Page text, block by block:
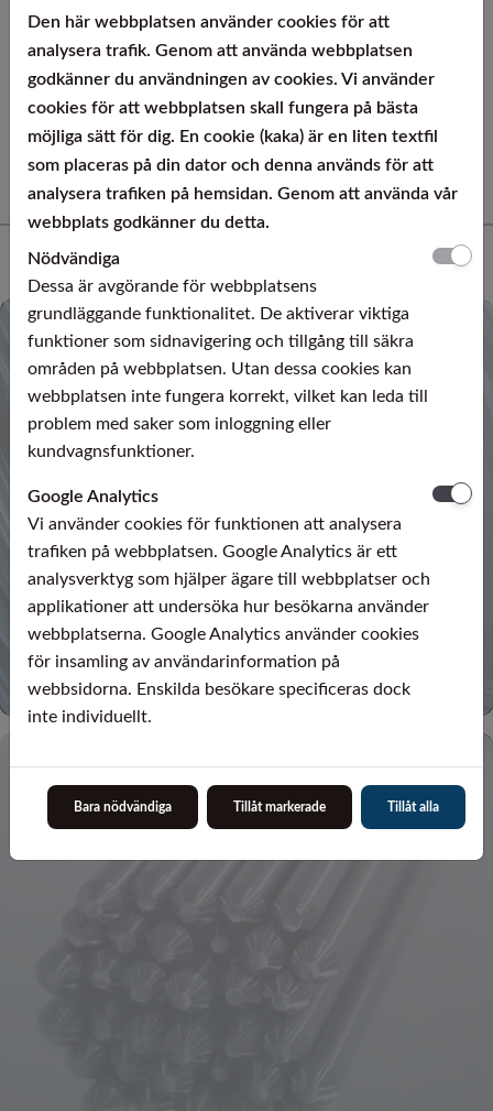
flertalet stål och metaller från enkla kolstål, legerade
stål och rostfria material till titan, titanlegeringar
och korrosionsbeständiga, värmetåliga
speciallegeringar. Vi har allt från klen tråd och tunna
folier till stora smidda stänger och tjocka plåtar.
Tråd
Den här webbplatsen använder cookies för att
analysera trafik. Genom att använda webbplatsen
godkänner du användningen av cookies. Vi använder
cookies för att webbplatsen skall fungera på bästa
möjliga sätt för dig. En cookie (kaka) är en liten textfil
som placeras på din dator och denna används för att
analysera trafiken på hemsidan. Genom att använda vår
webbplats godkänner du detta.
Nödvändiga
Dessa är avgörande för webbplatsens
grundläggande funktionalitet. De aktiverar viktiga
funktioner som sidnavigering och tillgång till säkra
områden på webbplatsen. Utan dessa cookies kan
webbplatsen inte fungera korrekt, vilket kan leda till
problem med saker som inloggning eller
kundvagnsfunktioner.
Google Analytics
Vi använder cookies för funktionen att analysera
trafiken på webbplatsen. Google Analytics är ett
analysverktyg som hjälper ägare till webbplatser och
applikationer att undersöka hur besökarna använder
webbplatserna. Google Analytics använder cookies
för insamling av användarinformation på
webbsidorna. Enskilda besökare specificeras dock
inte individuellt.
Bara nödvändiga Tillåt markerade Tillåt alla